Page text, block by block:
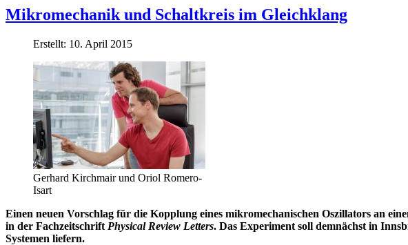
Mikromechanik und Schaltkreis im Gleichklang
Erstellt: 10. April 2015
Gerhard Kirchmair und Oriol Romero-
Isart
Einen neuen Vorschlag für die Kopplung eines mikromechanischen Oszillators an
in der Fachzeitschrift Physical Review Letters. Das Experiment soll demnächst in
Systemen liefern.